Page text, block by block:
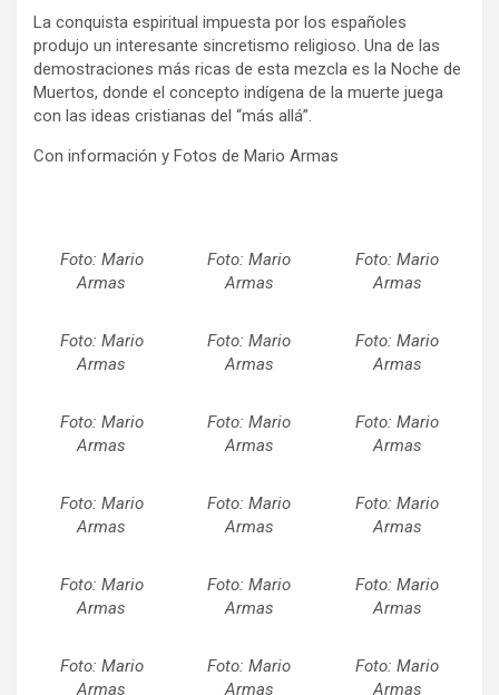
La conquista espiritual impuesta por los españoles
produjo un interesante sincretismo religioso. Una de las
demostraciones más ricas de esta mezcla es la Noche de
Muertos, donde el concepto indígena de la muerte juega
con las ideas cristianas del “más allá”.
Con información y Fotos de Mario Armas
Foto: Mario
Armas
Foto: Mario
Armas
Foto: Mario
Armas
Foto: Mario
Armas
Foto: Mario
Armas
Foto: Mario
Armas
Foto: Mario
Armas
Foto: Mario
Armas
Foto: Mario
Armas
Foto: Mario
Armas
Foto: Mario
Armas
Foto: Mario
Armas
Foto: Mario
Armas
Foto: Mario
Armas
Foto: Mario
Armas
Foto: Mario
Armas
Foto: Mario
Armas
Foto: Mario
Armas